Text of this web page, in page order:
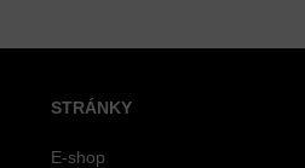
STRÁNKY
E-shop